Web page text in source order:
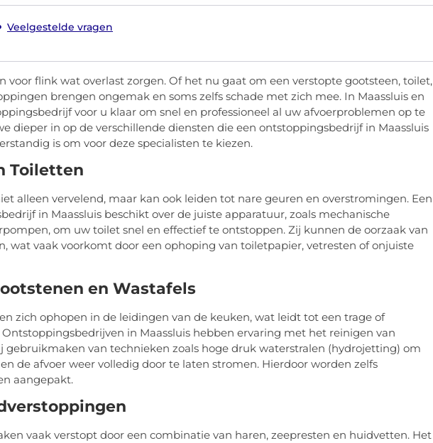
Veelgestelde vragen
voor flink wat overlast zorgen. Of het nu gaat om een verstopte gootsteen, toilet,
brengen ongemak en soms zelfs schade met zich mee. In Maassluis en
voor u klaar om snel en professioneel al uw afvoerproblemen op te
dieper in op de verschillende diensten die een ontstoppingsbedrijf in Maassluis
is om voor deze specialisten te kiezen.
Toiletten
alleen vervelend, maar kan ook leiden tot nare geuren en overstromingen. Een
in Maassluis beschikt over de juiste apparatuur, zoals mechanische
om uw toilet snel en effectief te ontstoppen. Zij kunnen de oorzaak van
wat vaak voorkomt door een ophoping van toiletpapier, vetresten of onjuiste
en Wastafels
zich ophopen in de leidingen van de keuken, wat leidt tot een trage of
in Maassluis hebben ervaring met het reinigen van
gebruikmaken van technieken zoals hoge druk waterstralen (hydrojetting) om
de afvoer weer volledig door te laten stromen. Hierdoor worden zelfs
aangepakt.
vaak verstopt door een combinatie van haren, zeepresten en huidvetten. Het